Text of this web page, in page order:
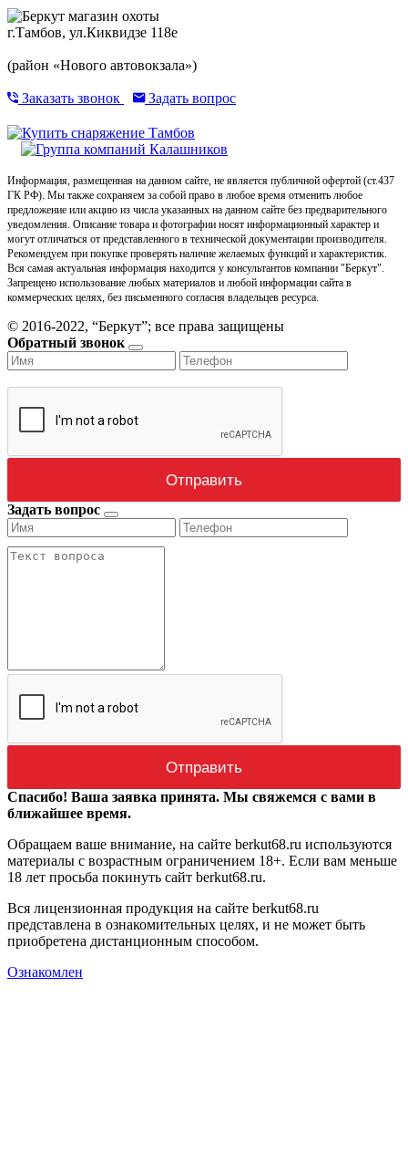
г.Тамбов, ул.Киквидзе 118е
(район «Нового автовокзала»)
Заказать звонок Задать вопрос
Информация, размещенная на данном сайте, не является публичной офертой (ст.437
ГК РФ). Мы также сохраняем за собой право в любое время отменить любое
предложение или акцию из числа указанных на данном сайте без предварительного
уведомления. Описание товара и фотографии носят информационный характер и
могут отличаться от представленного в технической документации производителя.
Рекомендуем при покупке проверять наличие желаемых функций и характеристик.
Вся самая актуальная информация находится у консультантов компании "Беркут".
Запрещено использование любых материалов и любой информации сайта в
коммерческих целях, без письменного согласия владельцев ресурса.
© 2016-2022, “Беркут”; все права защищены
Обратный звонок
Задать вопрос
Спасибо! Ваша заявка принята. Мы свяжемся с вами в
ближайшее время.
Обращаем ваше внимание, на сайте berkut68.ru используются
материалы с возрастным ограничением 18+. Если вам меньше
18 лет просьба покинуть сайт berkut68.ru.
Вся лицензионная продукция на сайте berkut68.ru
представлена в ознакомительных целях, и не может быть
приобретена дистанционным способом.
Ознакомлен